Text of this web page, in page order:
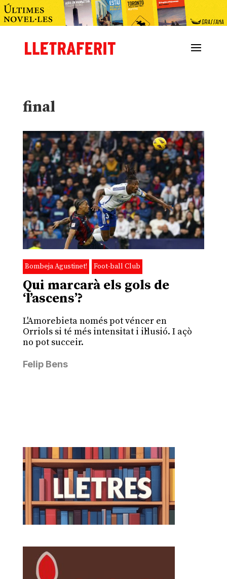
final
Bombeja Agustinet! Foot-ball Club
Qui marcarà els gols de
‘l’ascens’?
L'Amorebieta només pot véncer en
Orriols si té més intensitat i il·lusió. I açò
no pot succeir.
Felip Bens